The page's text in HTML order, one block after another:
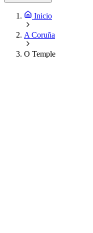
Inicio
A Coruña
O Temple